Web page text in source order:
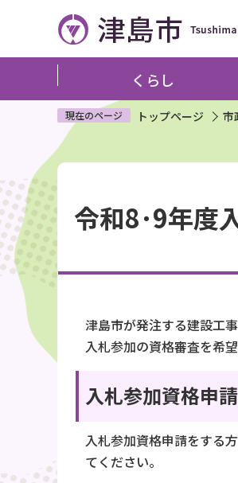
ペ
ジ
で
す
くらし
現在のページ トップページ 市
文
こ
こ
か
ら
令和8･9年度
津島市が発注する建設工
入札参加の資格審査を希
入札参加資格申
入札参加資格申請をする方
てください。